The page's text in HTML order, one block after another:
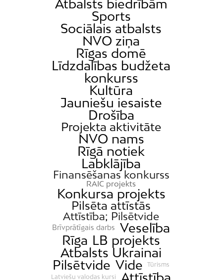
Atbalsts biedrībām
Sports
Sociālais atbalsts
NVO ziņa
Rīgas domē
Līdzdalības budžeta
konkurss
Kultūra
Jauniešu iesaiste
Drošība
Projekta aktivitāte
NVO nams
Rīgā notiek
Labklājība
Finansēšanas konkurss
RAIC projekts
Konkursa projekts
Pilsēta attīstās
Attīstība; Pilsētvide
Brīvprātīgais darbs
Veselība
Rīga LB projekts
Atbalsts Ukrainai
Pilsētvide Vide
Tūrisms
Latviešu valodas kursi